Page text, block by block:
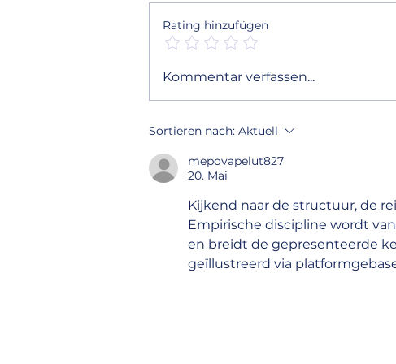
Tipps zur Dachpflege: So
Rating hinzufügen
Kommentar verfassen...
Sortieren nach: Aktuell
mepovapelut827
20. Mai
Kijkend naar de structuur, de
Empirische discipline wordt
en breidt de gepresenteerde
geïllustreerd via